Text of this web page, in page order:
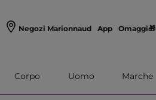
Negozi Marionnaud App Omaggi🎁
Corpo Uomo Marche